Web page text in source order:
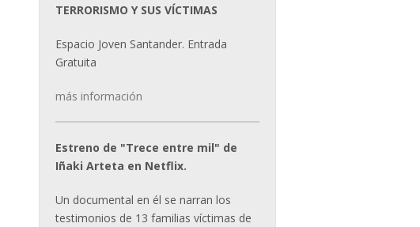
TERRORISMO Y SUS VÍCTIMAS
Espacio Joven Santander. Entrada
Gratuita
más información
Estreno de "Trece entre mil" de
Iñaki Arteta en Netflix.
Un documental en él se narran los
testimonios de 13 familias víctimas de